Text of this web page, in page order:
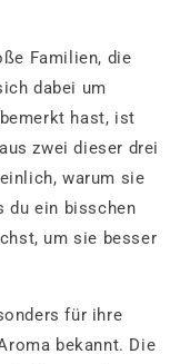
Familien, die
dabei um
hast, ist
zwei dieser drei
warum sie
du ein bisschen
um sie besser
für ihre
bekannt. Die